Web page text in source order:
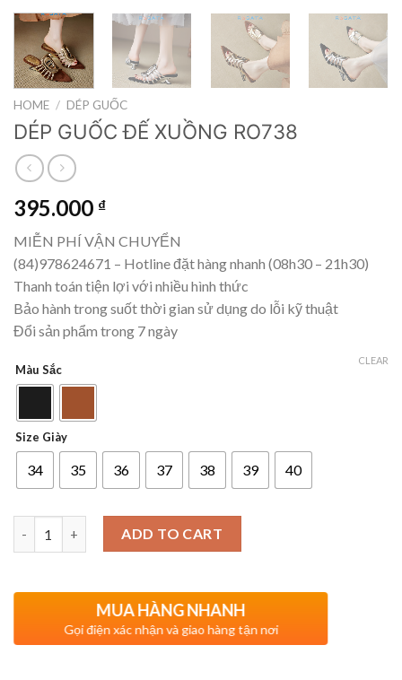
HOME / DÉP GUỐC
DÉP GUỐC ĐẾ XUỒNG RO738
395.000 ₫
MIỄN PHÍ VẬN CHUYỂN
(84)978624671 – Hotline đặt hàng nhanh (08h30 – 21h30)
Thanh toán tiện lợi với nhiều hình thức
Bảo hành trong suốt thời gian sử dụng do lỗi kỹ thuật
Đổi sản phẩm trong 7 ngày
Màu Sắc
Size Giày
34 35 36 37 38 39 40
CLEAR
ADD TO CART
MUA HÀNG NHANH
Gọi điện xác nhận và giao hàng tận nơi